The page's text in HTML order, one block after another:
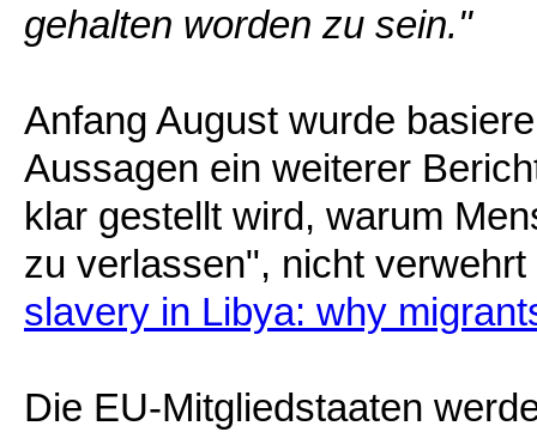
gehalten worden zu sein."
Anfang August wurde
Aussagen ein weiterer
klar gestellt wird, warum
zu verlassen", nicht
slavery in Libya: why
Die EU-Mitgliedstaaten